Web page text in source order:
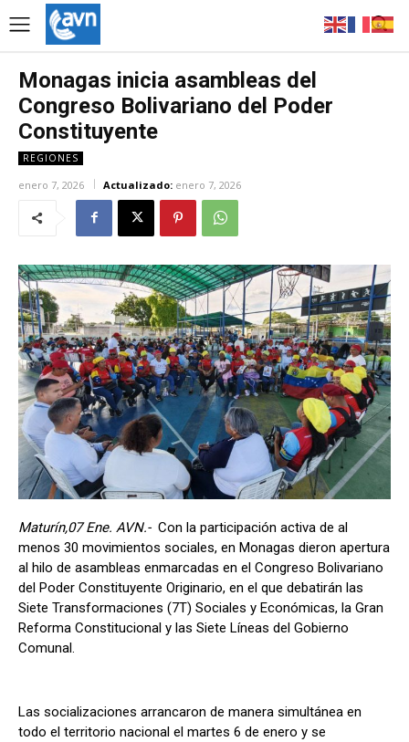
Monagas inicia asambleas del
Congreso Bolivariano del Poder
Constituyente
REGIONES
enero 7, 2026 Actualizado: enero 7, 2026
Maturín,07 Ene. AVN.- Con la participación activa de al
menos 30 movimientos sociales, en Monagas dieron apertura
al hilo de asambleas enmarcadas en el Congreso Bolivariano
del Poder Constituyente Originario, en el que debatirán las
Siete Transformaciones (7T) Sociales y Económicas, la Gran
Reforma Constitucional y las Siete Líneas del Gobierno
Comunal.
Las socializaciones arrancaron de manera simultánea en
todo el territorio nacional el martes 6 de enero y se